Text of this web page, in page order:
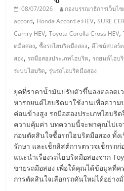
เอ็
มอี
ไทย,
SMEs,
แฟ
รน
ไชส์,
08/07/2026 กองบรรณาธิการเว็บไ
accord, Honda Accord e:HEV,SURE
Camry HEV,Toyota Corolla Cross HEV,
ดมือสอง,ซื้อรถไฮบริดมือสอง, ดีไซน์สปอร์
สอง, รถมือสองประเภทไฮบริด, รถยนต์ไฮบ
ระบบไฮบริด, รุ่นรถไฮบริดมือสอง
ยุคที่ราคาน้ำมันปรับตัวขึ้นลงตลอดเ
หารถยนต์ไฮบริดมาใช้งานเพื่อควา
ค่อนข้างสูง รถมือสองประเภทไฮบริ
ความคุ้มค่า บทความนี้จะพาคุณไปเ
ก่อนตัดสินใจซื้อรถไฮบริดมือสอง ทั้ง
รักษา และเช็กลิสต์การตรวจเช็กรถ
แนะนำเรื่องรถไฮบริดมือสองจาก
ขายรถมือสอง เพื่อให้คุณได้ข้อมูลที่
การตัดสินใจเลือกรถคันใหม่ได้อย่าง